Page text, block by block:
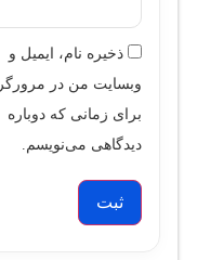
ذخیره نام، ایمیل و
وبسایت من در مرورگر
برای زمانی که دوباره
دیدگاهی می‌نویسم.